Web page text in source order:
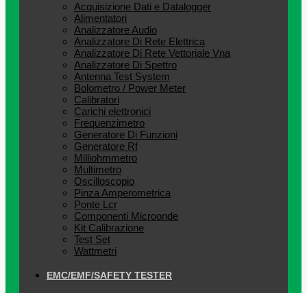
Acquisizione Dati e Datalogger
Alimentatori
Analizzatore Audio
Analizzatore Di Rete Elettrica
Analizzatore Di Rete Vettoriale Vna
Analizzatore Di Spettro
Antenna Test System
Bolometro / Power Meter
Calibratori
Carichi elettronici
Frequenzimetro
Generatore Di Funzioni
Generatore Rf
Milliohmmetro
Multimetro
Oscilloscopio
Pinza Amperometrica
Ponte Lcr
Componenti Microonde
Kit Calibrazione
Test Set
Wattmetri
EMC/EMF/SAFETY TESTER